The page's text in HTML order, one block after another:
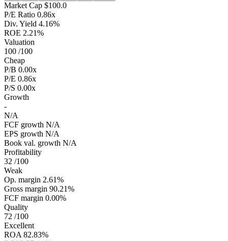
Market Cap $100.0
P/E Ratio 0.86x
Div. Yield 4.16%
ROE 2.21%
Valuation
100 /100
Cheap
P/B 0.00x
P/E 0.86x
P/S 0.00x
Growth
-
N/A
FCF growth N/A
EPS growth N/A
Book val. growth N/A
Profitability
32 /100
Weak
Op. margin 2.61%
Gross margin 90.21%
FCF margin 0.00%
Quality
72 /100
Excellent
ROA 82.83%